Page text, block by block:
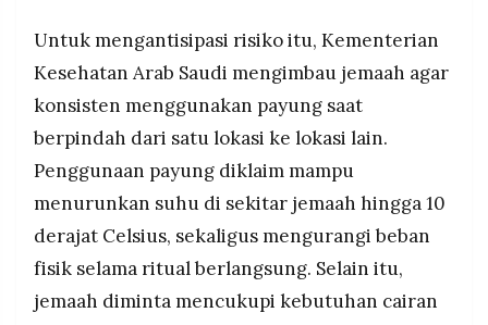
Untuk mengantisipasi risiko itu, Kementerian
Kesehatan Arab Saudi mengimbau jemaah agar
konsisten menggunakan payung saat
berpindah dari satu lokasi ke lokasi lain.
Penggunaan payung diklaim mampu
menurunkan suhu di sekitar jemaah hingga 10
derajat Celsius, sekaligus mengurangi beban
fisik selama ritual berlangsung. Selain itu,
jemaah diminta mencukupi kebutuhan cairan